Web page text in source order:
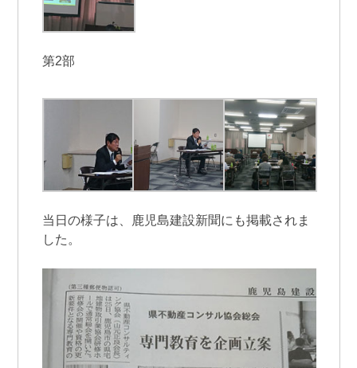
第2部
当日の様子は、鹿児島建設新聞にも掲載されま
した。